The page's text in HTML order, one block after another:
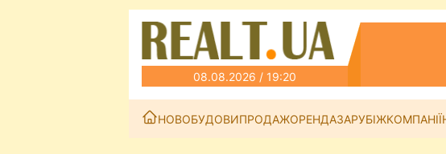
08.08.2026 / 19:20
НОВОБУДОВИПРОДАЖОРЕНДАЗАРУБІЖКОМПАНІЇ